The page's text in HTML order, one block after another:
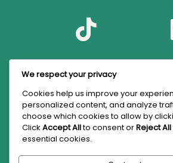
We respect your privacy
Cookies help us improve your
personalized content, and analyze
choose which cookies to allow by
Click Accept Allto consent orReject All
essential cookies.